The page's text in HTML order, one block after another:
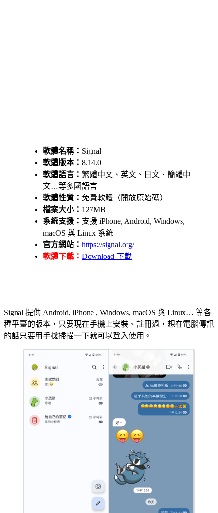
軟體名稱： Signal
軟體版本： 8.14.0
軟體語言： 繁體中文、英文、日文、簡體中
文…等多國語言
軟體性質： 免費軟體（開放原始碼）
檔案大小： 127MB
系統支援： 支援 iPhone, Android, Windows,
macOS 與 Linux 系統
官方網站： https://signal.org/
軟體下載： Download 下載
Signal 提供 Android, iPhone , Windows, macOS 與 Linux… 等各
種平臺的版本，只要現在手機上安裝、註冊過，想在電腦傳訊
的話只要用手機掃描一下就可以登入使用。